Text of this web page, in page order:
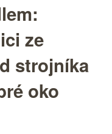
ze
strojníka
oko